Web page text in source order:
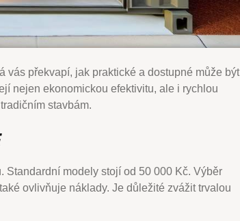
vás překvapí, jak praktické a dostupné může být
nejen ekonomickou efektivitu, ale i rychlou
stavbám.
modely stojí od 50 000 Kč. Výběr
ovlivňuje náklady. Je důležité zvážit trvalou